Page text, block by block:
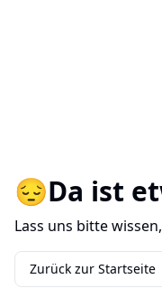
😔Da ist
Lass uns bitte
Zurück zur Startseite